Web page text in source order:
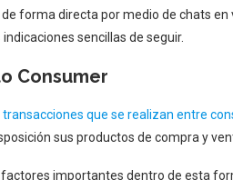
forma directa por medio de chats
sencillas de seguir.
Consumer
transacciones que se realizan entre
sus productos de compra y
factores importantes dentro de esta